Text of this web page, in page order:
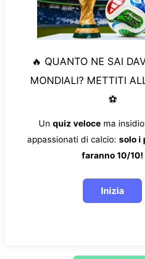
🔥 QUANTO NE SAI
MONDIALI? METTITI
⚽
Un quiz velocema
appassionati di calcio: solo i
faranno 10/10!